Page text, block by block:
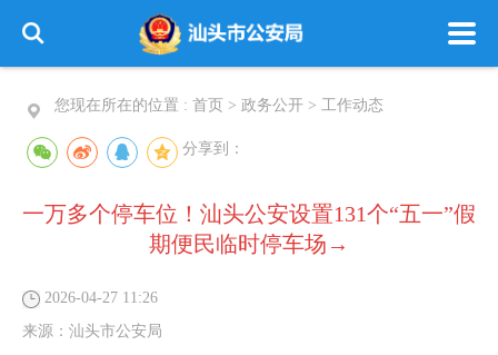
您现在所在的位置 : 首页 > 政务公开 > 工作动态
分享到：
一万多个停车位！汕头公安设置131个“五一”假
期便民临时停车场→
2026-04-27 11:26
来源： 汕头市公安局